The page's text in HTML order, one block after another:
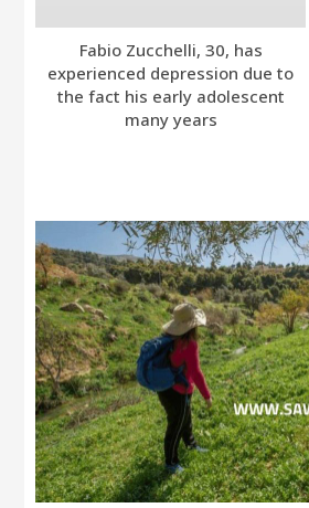
Fabio Zucchelli, 30, has
experienced depression due to
the fact his early adolescent
many years